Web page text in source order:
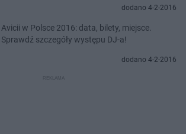
dodano 4-2-2016
Avicii w Polsce 2016: data, bilety, miejsce.
Sprawdź szczegóły występu DJ-a!
dodano 4-2-2016